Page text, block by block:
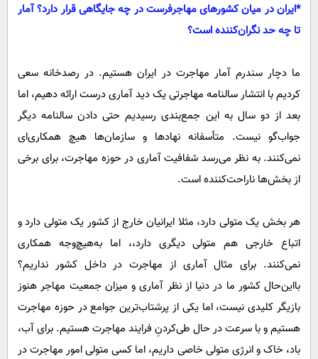
‌*ایران در میان کشور‌های مهاجر‌فرست در چه جایگاهی قرار دارد؟ آمار
تا چه حد نگران‌کننده است؟
ما دچار سندرم آمار مهاجرت در ایران هستیم. در رصدخانه سعی
کردیم با انتشار سالنامه مهاجرتی یک دید آماری درست ارائه دهیم، اما
بعد از دو سال به این جمع‌بندی رسیدیم حتی دادن سالنامه دیگر
جواب‌گو نیست. متأسفانه نهاد‌ها و سازمان‌ها هیچ همکاری‌ای
نمی‌کنند. به نظر می‌رسد شفافیت آماری در حوزه مهاجرت، برای برخی
از بخش‌ها ناراحت‌کننده است.
هر بخش یک متولی دارد، مثلا ایرانیان خارج از کشور یک متولی دارد و
اتباع خارجی هم متولی دیگری دارد،، اما به‌هیچ‌وجه همکاری
نمی‌کنند. برای مثال آماری از مهاجرت در داخل کشور نداریم؟
با‌این‌حال کشور ما در دنیا از نظر آماری و میزان جمعیت مهاجر هنوز
بازیگر کلیدی نیست، اما یکی از پرشتاب‌ترین جوامع در حوزه مهاجرت
هستیم و با سرعت در حال طی‌کردنِ فرایند مهاجرت هستیم. برای آب،
باد، خاک و انرژی متولی خاصی داریم، اما کسی متولی امور مهاجرت در